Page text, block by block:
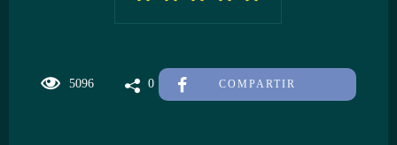
5096 0 COMPARTIR